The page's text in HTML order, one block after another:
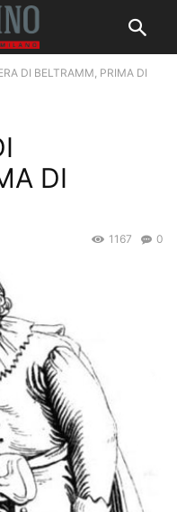
DI BELTRAMM, PRIMA DI
DI
0
1167